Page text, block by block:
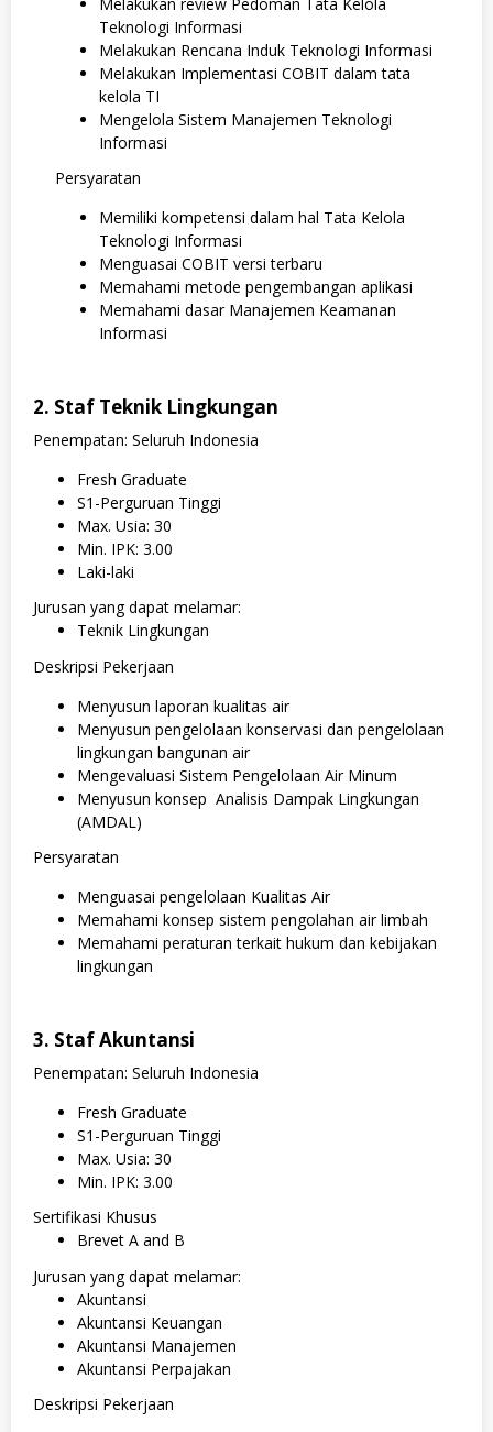
Teknologi Informasi
Melakukan Rencana Induk Teknologi Informasi
Melakukan Implementasi COBIT dalam tata
kelola TI
Mengelola Sistem Manajemen Teknologi
Informasi
Persyaratan
Memiliki kompetensi dalam hal Tata Kelola
Teknologi Informasi
Menguasai COBIT versi terbaru
Memahami metode pengembangan aplikasi
Memahami dasar Manajemen Keamanan
Informasi
2. Staf Teknik Lingkungan
Penempatan: Seluruh Indonesia
Fresh Graduate
S1-Perguruan Tinggi
Max. Usia: 30
Min. IPK: 3.00
Laki-laki
Jurusan yang dapat melamar:
Teknik Lingkungan
Deskripsi Pekerjaan
Menyusun laporan kualitas air
Menyusun pengelolaan konservasi dan pengelolaan
lingkungan bangunan air
Mengevaluasi Sistem Pengelolaan Air Minum
Menyusun konsep Analisis Dampak Lingkungan
(AMDAL)
Persyaratan
Menguasai pengelolaan Kualitas Air
Memahami konsep sistem pengolahan air limbah
Memahami peraturan terkait hukum dan kebijakan
lingkungan
3. Staf Akuntansi
Penempatan: Seluruh Indonesia
Fresh Graduate
S1-Perguruan Tinggi
Max. Usia: 30
Min. IPK: 3.00
Sertifikasi Khusus
Brevet A and B
Jurusan yang dapat melamar:
Akuntansi
Akuntansi Keuangan
Akuntansi Manajemen
Akuntansi Perpajakan
Deskripsi Pekerjaan